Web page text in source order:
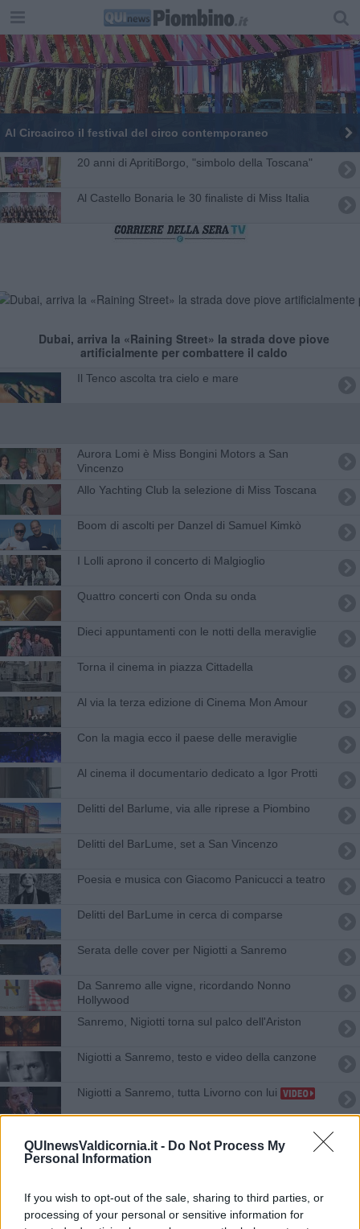
QUInewsValdicornia.it - Do Not Process My
Personal Information
If you wish to opt-out of the sale, sharing to third parties, or
processing of your personal or sensitive information for
Al Circacirco il festival del circo contemporaneo
20 anni di ApritiBorgo, "simbolo della Toscana"
Al Castello Bonaria le 30 finaliste di Miss Italia
Dubai, arriva la «Raining Street» la strada dove piove
artificialmente per combattere il caldo
Il Tenco ascolta tra cielo e mare
Aurora Lomi è Miss Bongini Motors a San
Vincenzo
Allo Yachting Club la selezione di Miss Toscana
Boom di ascolti per Danzel di Samuel Kimkò
​I Lolli aprono il concerto di Malgioglio
Quattro concerti con Onda su onda
Dieci appuntamenti con le notti della meraviglie
Torna il cinema in piazza Cittadella
Al via la terza edizione di Cinema Mon Amour
Con la magia ecco il paese delle meraviglie
Al cinema il documentario dedicato a Igor Protti
Delitti del Barlume, via alle riprese a Piombino
Delitti del BarLume, set a San Vincenzo
Poesia e musica con Giacomo Panicucci a teatro
Delitti del BarLume in cerca di comparse
Serata delle cover per Nigiotti a Sanremo
Da Sanremo alle vigne, ricordando Nonno
Hollywood
Sanremo, Nigiotti torna sul palco dell'Ariston
Nigiotti a Sanremo, testo e video della canzone
Nigiotti a Sanremo, tutta Livorno con lui
Tecla Insolia brilla alla Berlinale 2026
I Dynamite 36 tornano con un nuovo singolo